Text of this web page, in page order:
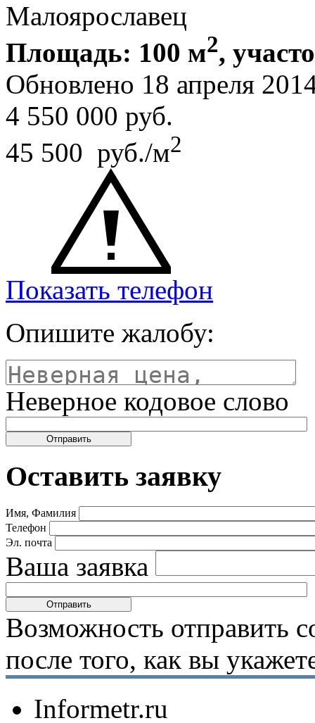
Малоярославец
Площадь: 100 м2,
Обновлено 18 апреля
4 550 000 руб.
45 500 руб./м2
Показать телефон
Опишите жалобу:
Неверное кодовое слово
Оставить заявку
Имя, Фамилия
Телефон
Эл. почта
Ваша заявка
Возможность отправить
после того, как вы
Informetr.ru